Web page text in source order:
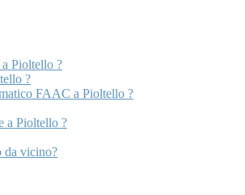
Pioltello ?
?
FAAC a Pioltello ?
a Pioltello ?
da vicino?